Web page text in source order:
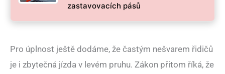
zastavovacích pásů
Pro úplnost ještě dodáme, že častým nešvarem řidičů
je i zbytečná jízda v levém pruhu. Zákon přitom říká, že